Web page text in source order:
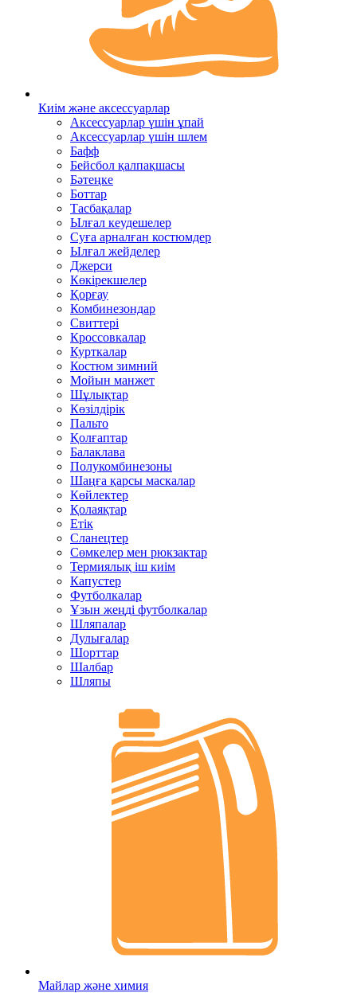
Киім және аксессуарлар
Аксессуарлар үшін ұпай
Аксессуарлар үшін шлем
Бафф
Бейсбол қалпақшасы
Бәтеңке
Боттар
Тасбақалар
Ылғал кеудешелер
Суға арналған костюмдер
Ылғал жейделер
Джерси
Көкірекшелер
Қорғау
Комбинезондар
Свиттері
Кроссовкалар
Курткалар
Костюм зимний
Мойын манжет
Шұлықтар
Көзілдірік
Пальто
Қолғаптар
Балаклава
Полукомбинезоны
Шаңға қарсы маскалар
Көйлектер
Қолаяқтар
Етік
Сланецтер
Сөмкелер мен рюкзактар
Термиялық іш киім
Капустер
Футболкалар
Ұзын жеңді футболкалар
Шляпалар
Дулығалар
Шорттар
Шалбар
Шляпы
Майлар және химия